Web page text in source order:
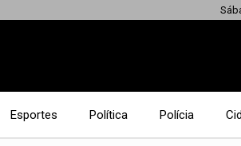
Esportes Política Polícia